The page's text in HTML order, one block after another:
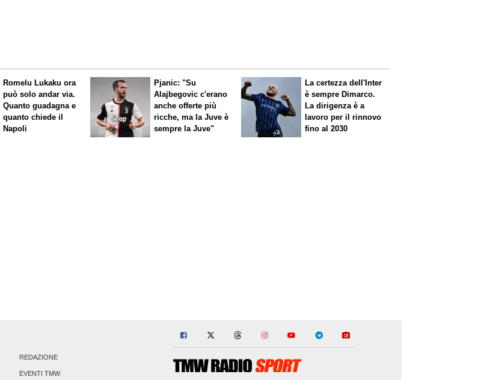
Romelu Lukaku ora
può solo andar via.
Quanto guadagna e
quanto chiede il
Napoli
Pjanic: "Su
Alajbegovic c'erano
anche offerte più
ricche, ma la Juve è
sempre la Juve"
La certezza dell'Inter
è sempre Dimarco.
La dirigenza è a
lavoro per il rinnovo
fino al 2030
REDAZIONE
EVENTI TMW